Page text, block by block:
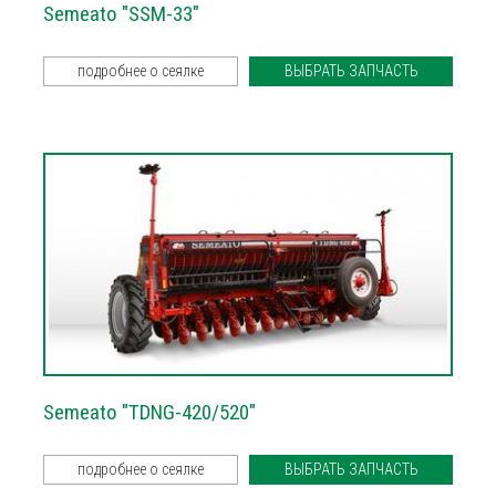
Semeato "SSM-33"
подробнее о сеялке ВЫБРАТЬ ЗАПЧАСТЬ
Semeato "TDNG-420/520"
подробнее о сеялке ВЫБРАТЬ ЗАПЧАСТЬ